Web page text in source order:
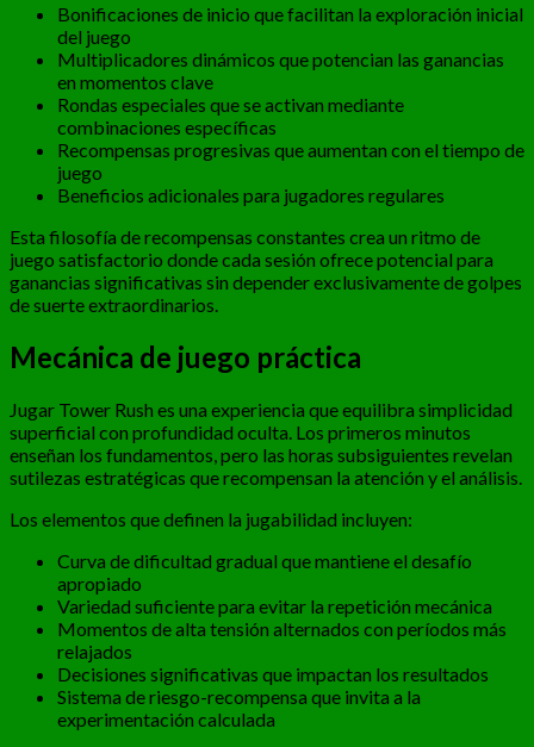
Bonificaciones de inicio que facilitan la exploración inicial
del juego
Multiplicadores dinámicos que potencian las ganancias
en momentos clave
Rondas especiales que se activan mediante
combinaciones específicas
Recompensas progresivas que aumentan con el tiempo de
juego
Beneficios adicionales para jugadores regulares
Esta filosofía de recompensas constantes crea un ritmo de
juego satisfactorio donde cada sesión ofrece potencial para
ganancias significativas sin depender exclusivamente de golpes
de suerte extraordinarios.
Mecánica de juego práctica
Jugar Tower Rush es una experiencia que equilibra simplicidad
superficial con profundidad oculta. Los primeros minutos
enseñan los fundamentos, pero las horas subsiguientes revelan
sutilezas estratégicas que recompensan la atención y el análisis.
Los elementos que definen la jugabilidad incluyen:
Curva de dificultad gradual que mantiene el desafío
apropiado
Variedad suficiente para evitar la repetición mecánica
Momentos de alta tensión alternados con períodos más
relajados
Decisiones significativas que impactan los resultados
Sistema de riesgo-recompensa que invita a la
experimentación calculada